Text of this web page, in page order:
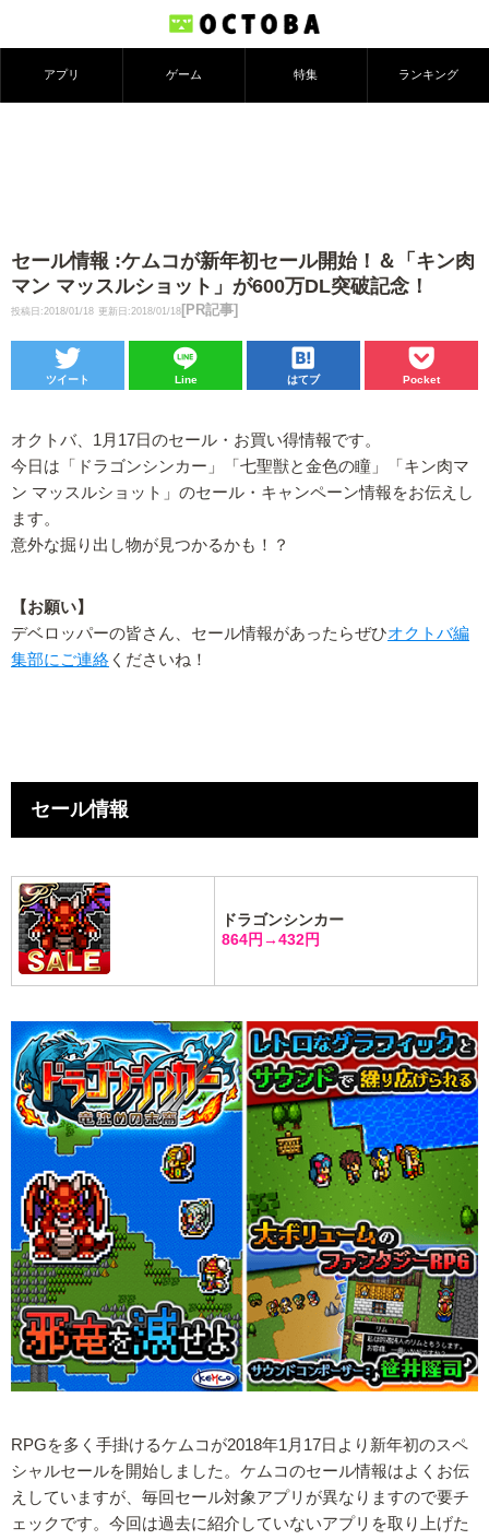
アプリ ゲーム 特集 ランキング
セール情報 :ケムコが新年初セール開始！＆「キン肉
マン マッスルショット」が600万DL突破記念！
投稿日:2018/01/18 更新日:2018/01/18 [PR記事]
ツイート Line はてブ Pocket
オクトバ、1月17日のセール・お買い得情報です。
今日は「ドラゴンシンカー」「七聖獣と金色の瞳」「キン肉マ
ン マッスルショット」のセール・キャンペーン情報をお伝えし
ます。
意外な掘り出し物が見つかるかも！？
【お願い】
デベロッパーの皆さん、セール情報があったらぜひオクトバ編
集部にご連絡 くださいね！
セール情報
ドラゴンシンカー
864円→432円
RPGを多く手掛けるケムコが2018年1月17日より新年初のスペ
シャルセールを開始しました。ケムコのセール情報はよくお伝
えしていますが、毎回セール対象アプリが異なりますので要チ
ェックです。今回は過去に紹介していないアプリを取り上げた